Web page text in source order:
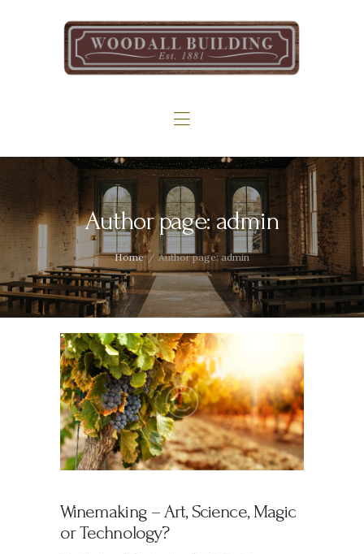
Author page: admin
Home Author page: admin
The Woodall
Gallery
Winemaking – Art, Science, Magic
or Technology?